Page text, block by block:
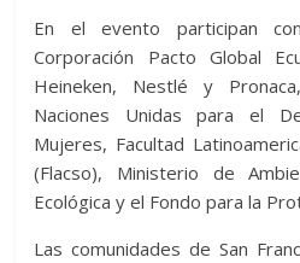
En el evento participan
Corporación Pacto Global
Heineken, Nestlé y
Naciones Unidas para el
Mujeres, Facultad
(Flacso), Ministerio de
Ecológica y el Fondo para la
Las comunidades de San